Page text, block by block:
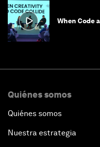
When Code
Quiénes somos
Quiénes somos
Nuestra estrategia